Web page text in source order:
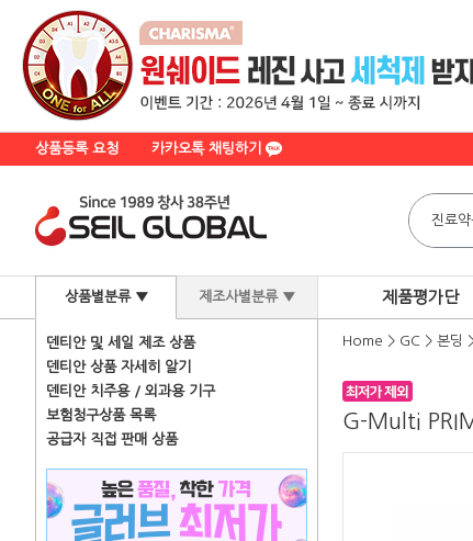
상품등록 요청 카카오톡 채팅하기
상품별분류 ▼ 제조사별분류 ▼
덴티안 및 세일 제조 상품
덴티안 상품 자세히 알기
덴티안 치주용 / 외과용 기구
보험청구상품 목록
공급자 직접 판매 상품
제품평가단
Home > GC > 본딩
G-Multi